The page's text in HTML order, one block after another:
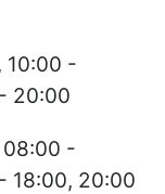
10:00 -
20:00
-
18:00, 20:00